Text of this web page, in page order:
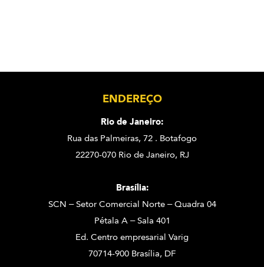
ENDEREÇO
Rio de Janeiro:
Rua das Palmeiras, 72 . Botafogo
22270-070 Rio de Janeiro, RJ
Brasília:
SCN – Setor Comercial Norte – Quadra 04
Pétala A – Sala 401
Ed. Centro empresarial Varig
70714-900 Brasília, DF